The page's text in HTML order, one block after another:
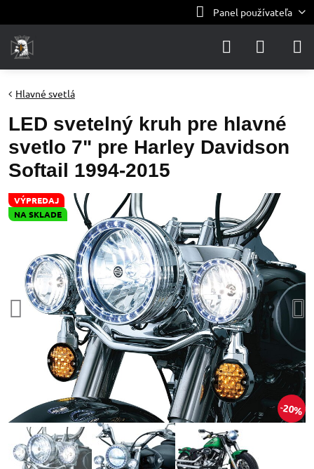
Panel používateľa
VÝPREDAJ
NA SKLADE
20%
Hlavné svetlá
LED svetelný kruh pre hlavné
svetlo 7" pre Harley Davidson
Softail 1994-2015